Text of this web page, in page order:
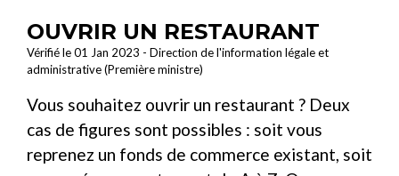
OUVRIR UN RESTAURANT
Vérifié le 01 Jan 2023 - Direction de l'information légale et
administrative (Première ministre)
Vous souhaitez ouvrir un restaurant ? Deux
cas de figures sont possibles : soit vous
reprenez un fonds de commerce existant, soit